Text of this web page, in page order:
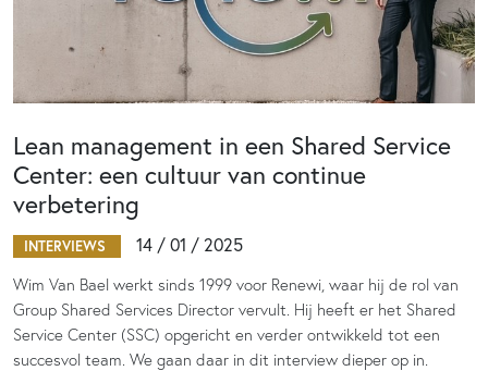
Lean management in een Shared Service
Center: een cultuur van continue
verbetering
INTERVIEWS 14 / 01 / 2025
Wim Van Bael werkt sinds 1999 voor Renewi, waar hij de rol van
Group Shared Services Director vervult. Hij heeft er het Shared
Service Center (SSC) opgericht en verder ontwikkeld tot een
succesvol team. We gaan daar in dit interview dieper op in.